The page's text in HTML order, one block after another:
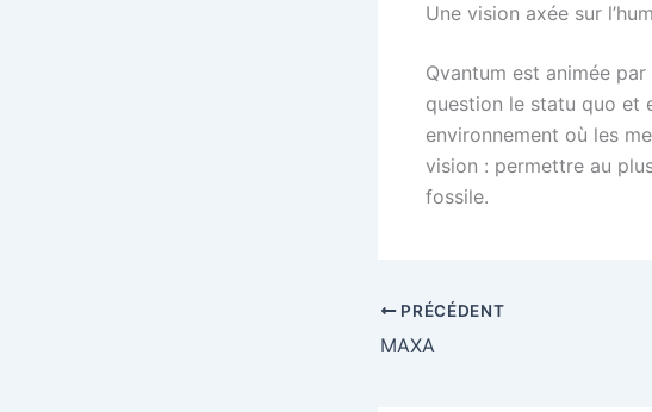
Une vision axée sur
Qvantum est animée
question le statu quo et
environnement où les
vision : permettre au
fossile.
PRÉCÉDENT
MAXA